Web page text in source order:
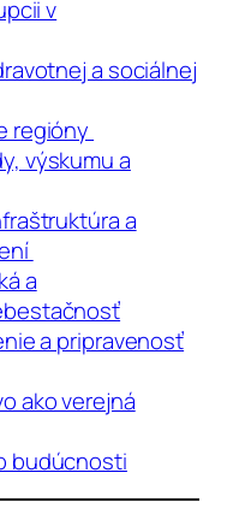
v
a sociálnej
regióny
výskumu a
a
a
a pripravenosť
ako verejná
budúcnosti